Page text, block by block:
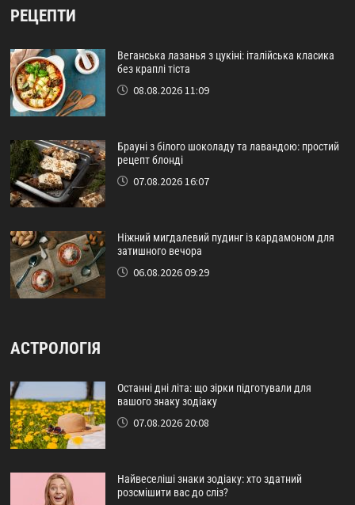
РЕЦЕПТИ
Веганська лазанья з цукіні: італійська класика
без краплі тіста
08.08.2026 11:09
Брауні з білого шоколаду та лавандою: простий
рецепт блонді
07.08.2026 16:07
Ніжний мигдалевий пудинг із кардамоном для
затишного вечора
06.08.2026 09:29
АСТРОЛОГІЯ
Останні дні літа: що зірки підготували для
вашого знаку зодіаку
07.08.2026 20:08
Найвеселіші знаки зодіаку: хто здатний
розсмішити вас до сліз?